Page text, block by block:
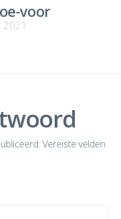
voor
Vereiste velden